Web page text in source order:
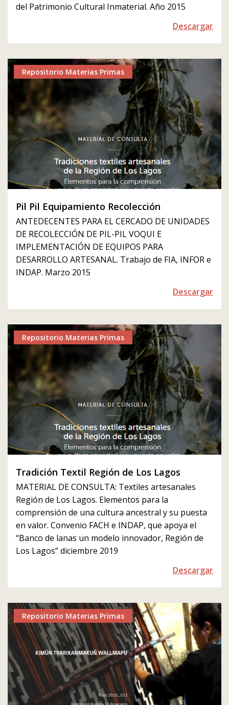
del Patrimonio Cultural Inmaterial. Año 2015
Descargar
Repositorio Materias Primas
Pil Pil Equipamiento Recolección
ANTEDECENTES PARA EL CERCADO DE UNIDADES
DE RECOLECCIÓN DE PIL-PIL VOQUI E
IMPLEMENTACIÓN DE EQUIPOS PARA
DESARROLLO ARTESANAL. Trabajo de FIA, INFOR e
INDAP. Marzo 2015
Descargar
Repositorio Materias Primas
Tradición Textil Región de Los Lagos
MATERIAL DE CONSULTA: Textiles artesanales
Región de Los Lagos. Elementos para la
comprensión de una cultura ancestral y su puesta
en valor. Convenio FACH e INDAP, que apoya el
“Banco de lanas un modelo innovador, Región de
Los Lagos” diciembre 2019
Descargar
Repositorio Materias Primas